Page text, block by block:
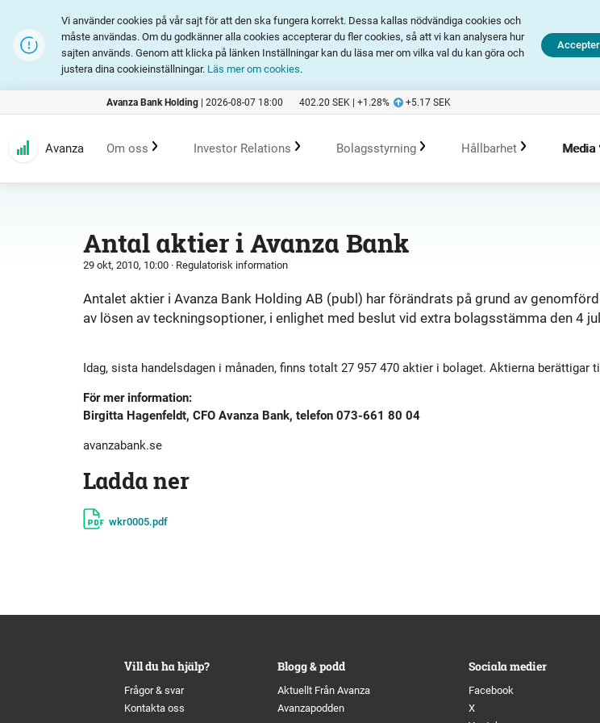
Vi använder cookies på vår sajt för att den ska fungera korrekt. Dessa kallas nödvändiga cookies och
måste användas. Om du godkänner alla cookies accepterar du fler cookies, så att vi kan analysera hur
sajten används. Genom att klicka på länken Inställningar kan du läsa mer om vilka val du kan göra och
justera dina cookieinställningar. Läs mer om cookies.
Avanza Bank Holding | 2026-08-07 18:00 402.20 SEK | +1.28% +5.17 SEK
Avanza Om oss
Erbjudande
Marknadsföring
Historik
Utmärkelser
Kultur
Organisation
Placera
Investor Relations
Rapporter och presentationer
Finansiell statistik
Aktien
Primärkapitalinstrument
Bolagsstyrning
Bolagsstämma
Styrelse
Koncernledning
Hållbarhet
Hållbarhetsarbete vid
Media
Antal aktier i Avanza Bank
29 okt, 2010, 10:00 · Regulatorisk information
Antalet aktier i Avanza Bank Holding AB (publ) har förändrats på grund av
av lösen av teckningsoptioner, i enlighet med beslut vid extra bolagsstämma den 4
Idag, sista handelsdagen i månaden, finns totalt 27 957 470 aktier i bolaget. Aktierna berättigar
För mer information:
Birgitta Hagenfeldt, CFO Avanza Bank, telefon 073-661 80 04
avanzabank.se
Ladda ner
wkr0005.pdf
Vill du ha hjälp?
Frågor & svar
Kontakta oss
Blogg & podd
Aktuellt Från Avanza
Avanzapodden
Sociala medier
Facebook
X